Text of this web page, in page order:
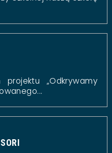
„Odkrywamy